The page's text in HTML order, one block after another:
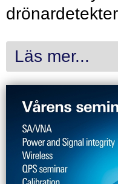
Läs mer...